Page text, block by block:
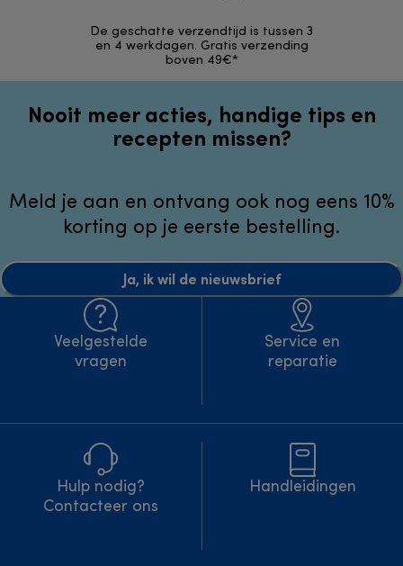
De geschatte verzendtijd is tussen 3
en 4 werkdagen. Gratis verzending
boven 49€*
Nooit meer acties, handige tips en
recepten missen?
Meld je aan en ontvang ook nog eens 10%
korting op je eerste bestelling.
Ja, ik wil de nieuwsbrief
Veelgestelde
vragen
Service en
reparatie
Hulp nodig?
Contacteer ons
Handleidingen